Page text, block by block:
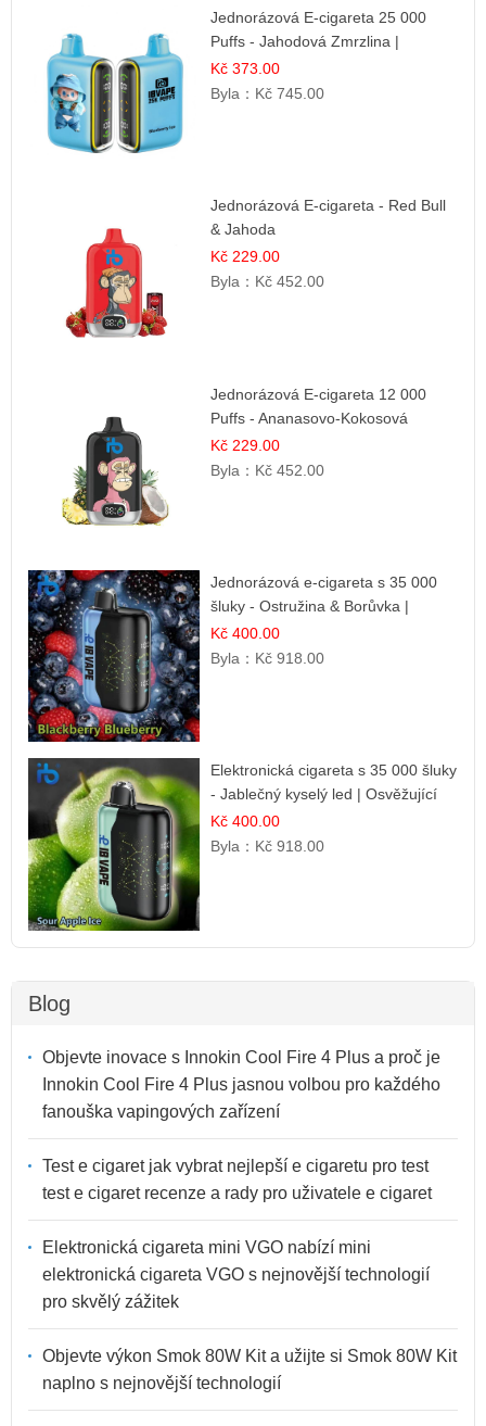
Jednorázová E-cigareta 25 000
Puffs - Jahodová Zmrzlina |
Krémová sladká příchuť
Kč 373.00
Byla： Kč 745.00
Jednorázová E-cigareta - Red Bull
& Jahoda
Kč 229.00
Byla： Kč 452.00
Jednorázová E-cigareta 12 000
Puffs - Ananasovo-Kokosová
Zmrzlina | Tropický dezert
Kč 229.00
Byla： Kč 452.00
Jednorázová e-cigareta s 35 000
šluky - Ostružina & Borůvka |
Intenzivní lesní směs
Kč 400.00
Byla： Kč 918.00
Elektronická cigareta s 35 000 šluky
- Jablečný kyselý led | Osvěžující
kyselá jablka
Kč 400.00
Byla： Kč 918.00
Blog
Objevte inovace s Innokin Cool Fire 4 Plus a proč je
Innokin Cool Fire 4 Plus jasnou volbou pro každého
fanouška vapingových zařízení
Test e cigaret jak vybrat nejlepší e cigaretu pro test
test e cigaret recenze a rady pro uživatele e cigaret
Elektronická cigareta mini VGO nabízí mini
elektronická cigareta VGO s nejnovější technologií
pro skvělý zážitek
Objevte výkon Smok 80W Kit a užijte si Smok 80W Kit
naplno s nejnovější technologií